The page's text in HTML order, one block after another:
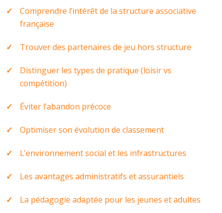
Comprendre l’intérêt de la structure associative
française
Trouver des partenaires de jeu hors structure
Distinguer les types de pratique (loisir vs
compétition)
Éviter l’abandon précoce
Optimiser son évolution de classement
L’environnement social et les infrastructures
Les avantages administratifs et assurantiels
La pédagogie adaptée pour les jeunes et adultes